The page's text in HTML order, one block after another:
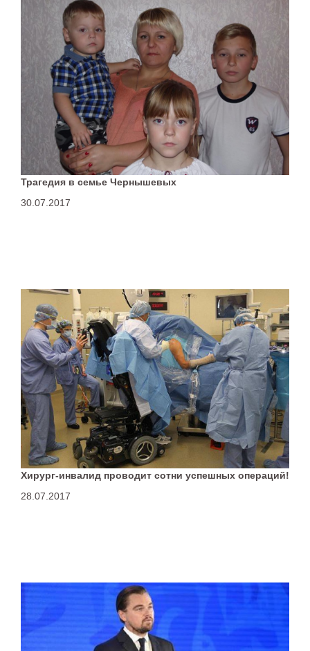
Трагедия в семье Чернышевых
30.07.2017
Хирург-инвалид проводит сотни успешных операций!
28.07.2017